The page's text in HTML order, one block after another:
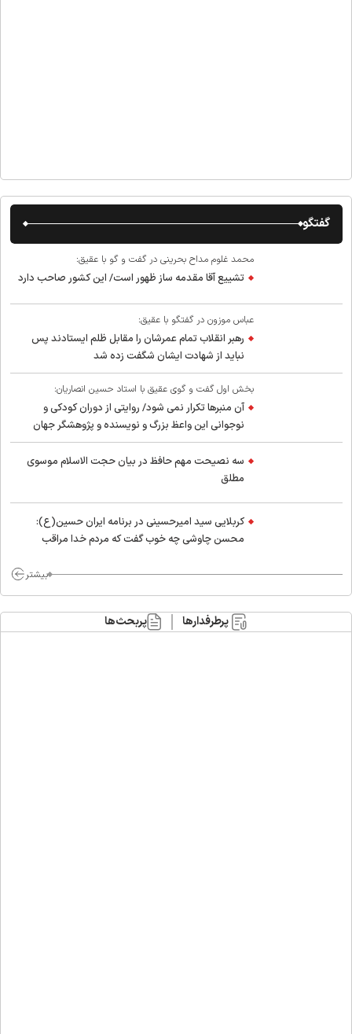
گفتگو
محمد غلوم مداح بحرینی در گفت و گو با عقیق:
تشییع آقا مقدمه ساز ظهور است/ این کشور صاحب دارد
عباس موزون در گفتگو با عقیق:
رهبر انقلاب تمام عمرشان را مقابل ظلم ایستادند پس
نباید از شهادت ایشان شگفت زده شد
بخش اول گفت و گوی عقیق با استاد حسین انصاریان:
آن منبرها تکرار نمی شود/ روایتی از دوران کودکی و
نوجوانی این واعظ بزرگ و نویسنده و پژوهشگر جهان
اسلام
سه نصیحت مهم حافظ در بیان حجت الاسلام موسوی
مطلق
کربلایی سید امیر‌حسینی در برنامه ایران حسین(ع):
محسن چاوشی چه خوب گفت که مردم خدا مراقب
بیشتر
پرطرفدارها پربحث‌ها